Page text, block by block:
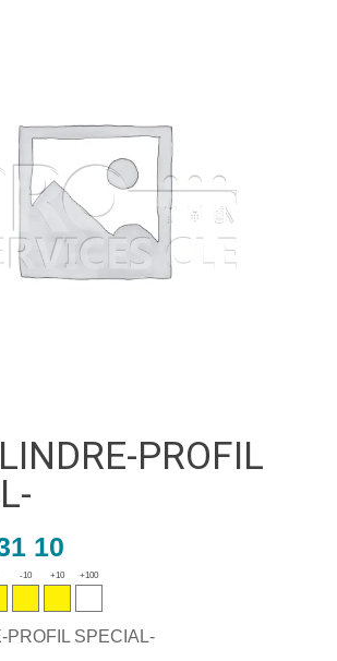
PROFIL
10
-10 +10 +100
PROFIL SPECIAL-